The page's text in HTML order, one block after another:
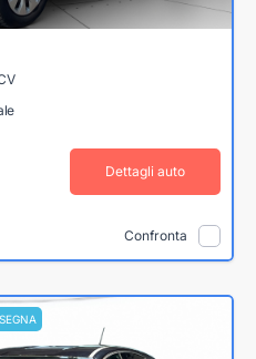
Dettagli auto
Confronta